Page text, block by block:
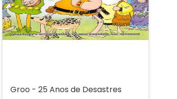
Groo - 25 Anos de Desastres